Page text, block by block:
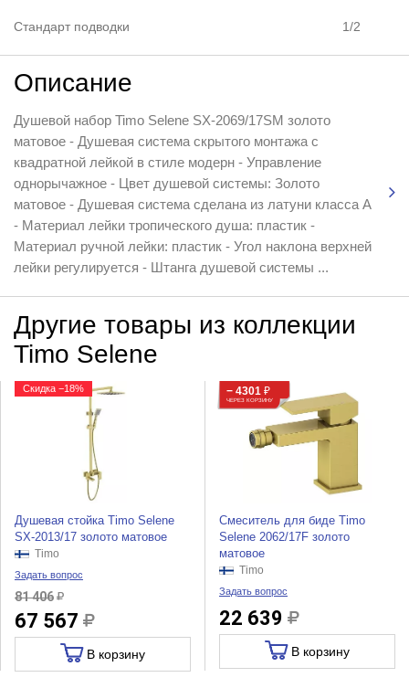
Стандарт подводки 1/2
Описание
Душевой набор Timo Selene SX-2069/17SM золото
матовое - Душевая система скрытого монтажа с
квадратной лейкой в стиле модерн - Управление
однорычажное - Цвет душевой системы: Золото
матовое - Душевая система сделана из латуни класса А
- Материал лейки тропического душа: пластик -
Материал ручной лейки: пластик - Угол наклона верхней
лейки регулируется - Штанга душевой системы ...
Другие товары из коллекции
Timo Selene
Скидка −18%
Душевая стойка Timo Selene
SX-2013/17 золото матовое
Timo
Задать вопрос
81 406
67 567
В корзину
− 4301 ₽
ЧЕРЕЗ КОРЗИНУ
Смеситель для биде Timo
Selene 2062/17F золото
матовое
Timo
Задать вопрос
22 639
В корзину